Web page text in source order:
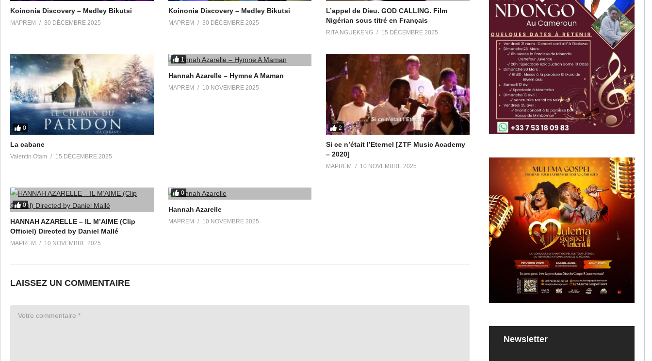
Koinonia Discovery – Medley Bikutsi
MAPREM 30 DÉCEMBRE 2025
Koinonia Discovery – Medley Bikutsi
MAPREM 30 DÉCEMBRE 2025
L’appel de Dieu. GOD CALLING. Film
Nigérian sous titré en Français
RITA NGUEKENG 15 DÉCEMBRE 2025
0
La cabane
Valentin Otam 15 DÉCEMBRE 2025
1
Hannah Azarelle – Hymne A Maman
MAPREM 10 NOVEMBRE 2025
2
Si ce n’était l’Eternel [ZTF Music Academy
– 2020]
MAPREM 10 NOVEMBRE 2025
0
HANNAH AZARELLE – IL M’AIME (Clip
Officiel) Directed by Daniel Mallé
MAPREM 10 NOVEMBRE 2025
0
Hannah Azarelle
MAPREM 10 NOVEMBRE 2025
LAISSEZ UN COMMENTAIRE
Newsletter